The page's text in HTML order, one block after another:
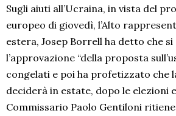
Sugli aiuti all’Ucraina, in vista del
europeo di giovedì, l’Alto
estera, Josep Borrell ha detto che
l’approvazione “della proposta
congelati e poi ha profetizzato che
deciderà in estate, dopo le elezioni
Commissario Paolo Gentiloni ritiene